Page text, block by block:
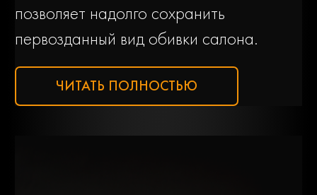
позволяет надолго сохранить
первозданный вид обивки салона.
ЧИТАТЬ ПОЛНОСТЬЮ